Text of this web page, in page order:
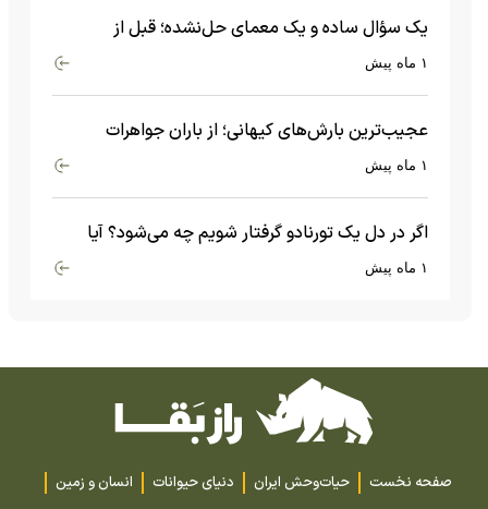
یک سؤال ساده و یک معمای حل‌نشده؛ قبل از
بیگ‌بنگ و آغاز جهان چه چیزی وجود داشت؟۱ ماه پیش
عجیب‌ترین بارش‌های کیهانی؛ از باران جواهرات
گران‌قیمت تا بارش آهن و شیشه۱ ماه پیش
اگر در دل یک تورنادو گرفتار شویم چه می‌شود؟ آیا
امکان زنده ماندن وجود دارد؟۱ ماه پیش
صفحه نخست حیات‌وحش ایران دنیای حیوانات انسان و زمین